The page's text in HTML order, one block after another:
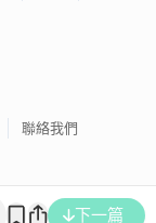
下一篇
聯絡我們